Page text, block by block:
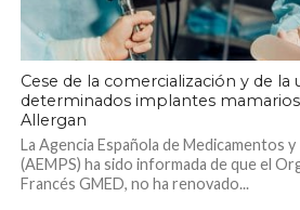
Cese de la comercialización y de la
determinados implantes
Allergan
La Agencia Española de Medicamentos
(AEMPS) ha sido informada de que el
Francés GMED, no ha renovado...